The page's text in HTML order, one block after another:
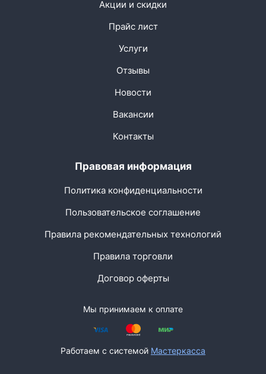
Акции и скидки
Прайс лист
Услуги
Отзывы
Новости
Вакансии
Контакты
Правовая информация
Политика конфиденциальности
Пользовательское соглашение
Правила рекомендательных технологий
Правила торговли
Договор оферты
Мы принимаем к оплате
Работаем с системой Мастеркасса